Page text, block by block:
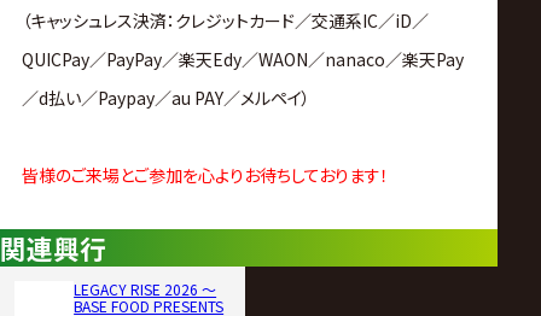
（キャッシュレス決済：クレジットカード／交通系IC／iD／
QUICPay／PayPay／楽天Edy／WAON／nanaco／楽天Pay
／d払い／Paypay／au PAY／メルペイ）
皆様のご来場とご参加を心よりお待ちしております！
関連興行
LEGACY RISE 2026 ～
BASE FOOD PRESENTS